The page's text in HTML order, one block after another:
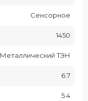
Сенсорное
1450
Металлический ТЭН
6.7
5.4